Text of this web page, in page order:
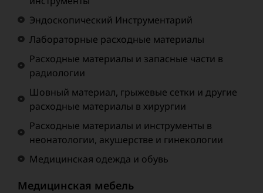
Эндоскопический Инструментарий
Лабораторные расходные материалы
Расходные материалы и запасные части в
радиологии
Шовный материал, грыжевые сетки и другие
расходные материалы в хирургии
Расходные материалы и инструменты в
неонатологии, акушерстве и гинекологии
Медицинская одежда и обувь
Медицинская мебель